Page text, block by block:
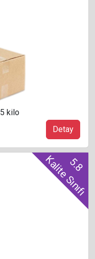
Detay
kilo
5.8
Kalite Sınıfı